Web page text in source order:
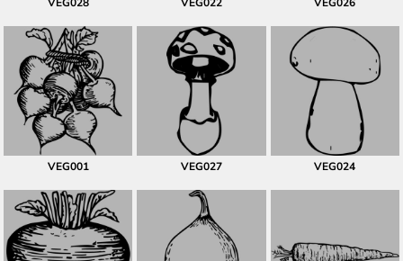
VEG028 VEG022 VEG026
VEG001 VEG027 VEG024